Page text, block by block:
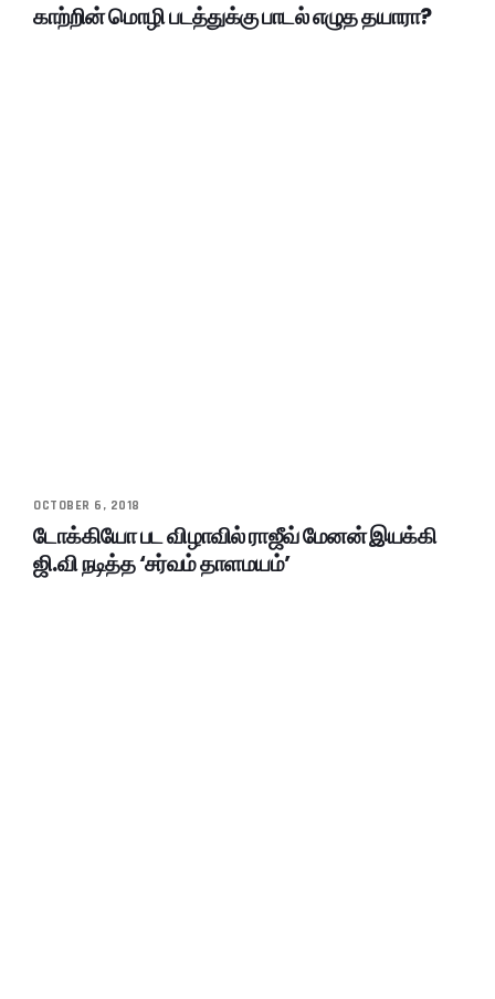
காற்றின் மொழி படத்துக்கு பாடல் எழுத தயாரா?
OCTOBER 6, 2018
டோக்கியோ பட விழாவில் ராஜீவ் மேனன் இயக்கி
ஜி.வி நடித்த ‘சர்வம் தாளமயம்’